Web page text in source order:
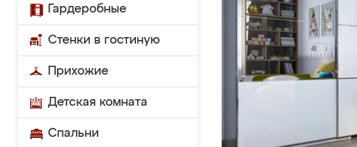
Гардеробные
Стенки в гостиную
Прихожие
Детская комната
Спальни